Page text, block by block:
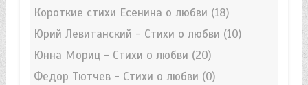
Короткие стихи Есенина о любви (18)
Юрий Левитанский - Стихи о любви (10)
Юнна Мориц - Стихи о любви (20)
Федор Тютчев - Стихи о любви (0)